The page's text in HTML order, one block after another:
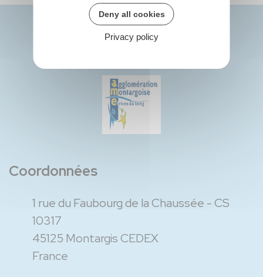
Coordonnées
1 rue du Faubourg de la Chaussée - CS
10317
45125 Montargis CEDEX
France
Deny all cookies
Privacy policy